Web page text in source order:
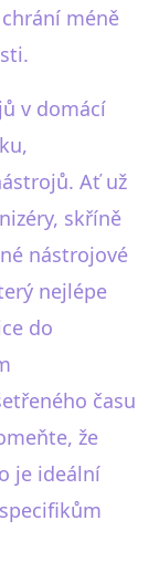
méně
v domácí
Ať už
skříně
nástrojové
nejlépe
do
času
že
je ideální